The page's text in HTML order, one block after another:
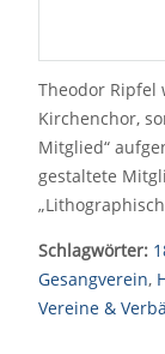
Theodor
Kirchenchor,
Mitglied“
gestaltete
Schlagwörter:
Gesangverein,
Vereine &